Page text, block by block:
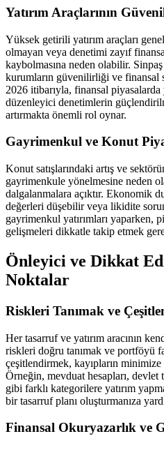
Yatırım Araçlarının
Yüksek getirili yatırım araçları
olmayan veya denetimi zayıf
kaybolmasına neden olabilir. Sinpaş
kurumların güvenilirliği ve finansal
2026 itibarıyla, finansal
düzenleyici denetimlerin
artırmakta önemli rol oynar.
Gayrimenkul ve Konut
Konut satışlarındaki artış ve
gayrimenkule yönelmesine neden
dalgalanmalara açıktır. Ekonomik
değerleri düşebilir veya likidite
gayrimenkul yatırımları yaparken,
gelişmeleri dikkatle takip etmek
Önleyici ve Dikkat
Noktalar
Riskleri Tanımak ve
Her tasarruf ve yatırım aracının
riskleri doğru tanımak ve portföyü
çeşitlendirmek, kayıpların
Örneğin, mevduat hesapları,
gibi farklı kategorilere yatırım
bir tasarruf planı oluşturmanıza
Finansal Okuryazarlık ve